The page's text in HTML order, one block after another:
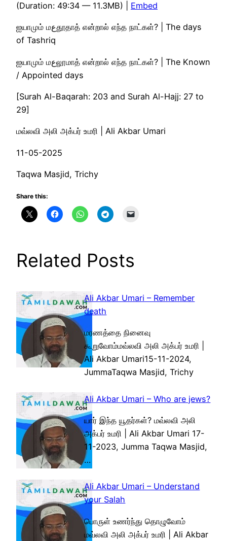
(Duration: 49:34 — 11.3MB) | Embed
ஐயாமும் மعதூதாத் என்றால் எந்த நாட்கள்? | The days
of Tashriq
ஐயாமும் மعலூமாத் என்றால் எந்த நாட்கள்? | The Known
/ Appointed days
[Surah Al-Baqarah: 203 and Surah Al-Hajj: 27 to
29]
மவ்லவி அலி அக்பர் உமரி | Ali Akbar Umari
11-05-2025
Taqwa Masjid, Trichy
Share this:
Related Posts
Ali Akbar Umari – Remember
death
மரணத்தை நினைவு
கூறுவோம்மவ்லவி அலி அக்பர் உமரி |
Ali Akbar Umari15-11-2024,
JummaTaqwa Masjid, Trichy
Ali Akbar Umari – Who are jews?
யார் இந்த யூதர்கள்? மவ்லவி அலி
அக்பர் உமரி | Ali Akbar Umari 17-
11-2023, Jumma Taqwa Masjid,
…
Ali Akbar Umari – Understand
your Salah
பொருள் உணர்ந்து தொழுவோம்
மவ்லவி அலி அக்பர் உமரி | Ali Akbar